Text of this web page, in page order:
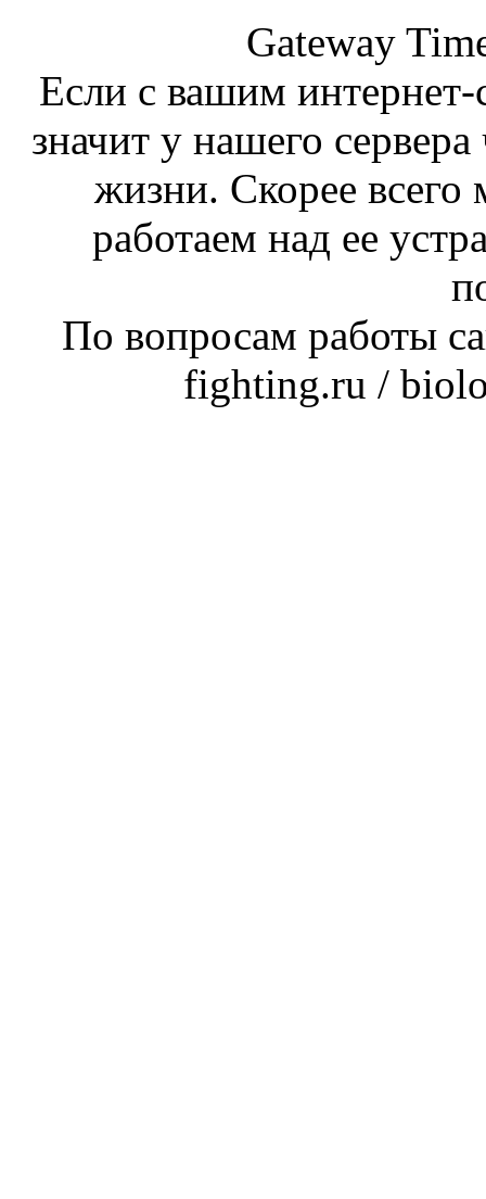
Gateway
Если с вашим интернет-
значит у нашего
жизни. Скорее
работаем над ее
По вопросам работы
fighting.ru /